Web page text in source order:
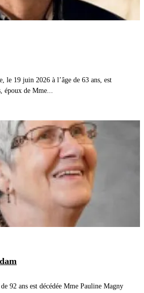
le 19 juin 2026 à l’âge de 63 ans, est
de Mme...
92 ans est décédée Mme Pauline Magny